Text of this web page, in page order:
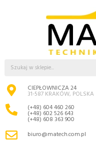
CIEPŁOWNICZA 24
31-587 KRAKÓW, POLSKA
(+48) 604 460 260
(+48) 602 526 643
(+48) 608 363 900
biuro@matech.com.pl